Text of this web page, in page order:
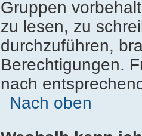
Gruppen
zu lesen, zu
durchzuführen,
Berechtigungen.
nach
Nach oben